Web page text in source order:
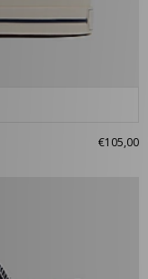
€105,00